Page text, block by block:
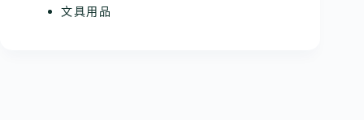
文具用品